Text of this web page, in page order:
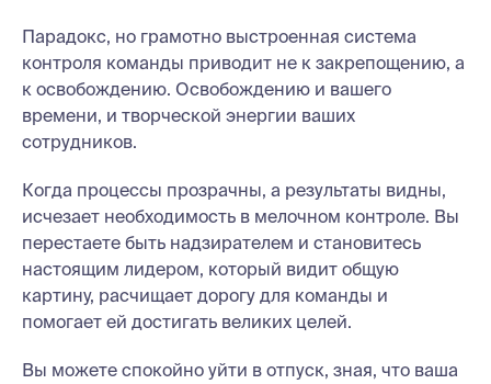
Парадокс, но грамотно выстроенная система
контроля команды приводит не к закрепощению, а
к освобождению. Освобождению и вашего
времени, и творческой энергии ваших
сотрудников.
Когда процессы прозрачны, а результаты видны,
исчезает необходимость в мелочном контроле. Вы
перестаете быть надзирателем и становитесь
настоящим лидером, который видит общую
картину, расчищает дорогу для команды и
помогает ей достигать великих целей.
Вы можете спокойно уйти в отпуск, зная, что ваша